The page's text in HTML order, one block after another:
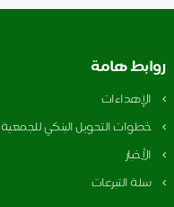
روابط هامة
الإهداءات
خطوات التحويل البنكي للجمعية
الأخبار
سلة التبرعات